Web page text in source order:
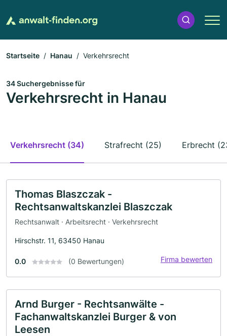
Startseite Hanau Verkehrsrecht
34 Suchergebnisse für
Verkehrsrecht in Hanau
Verkehrsrecht (34) Strafrecht (25) Erbrecht
Thomas Blaszczak -
Rechtsanwaltskanzlei Blaszczak
Rechtsanwalt · Arbeitsrecht · Verkehrsrecht
Hirschstr. 11, 63450 Hanau
0.0 (0 Bewertungen) Firma bewerten
Arnd Burger - Rechtsanwälte -
Fachanwaltskanzlei Burger & von
Leesen